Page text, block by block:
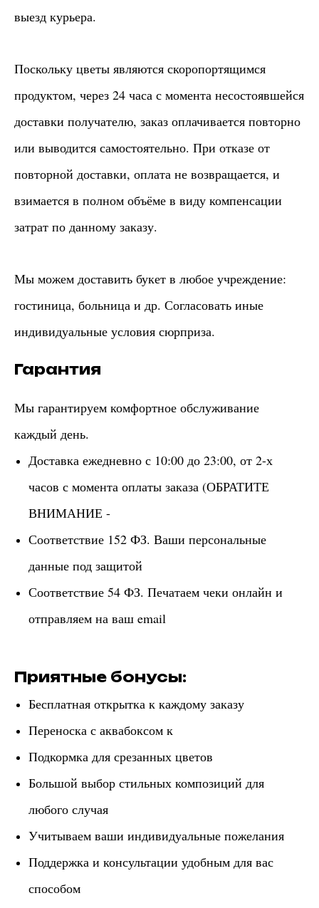
выезд курьера.
Поскольку цветы являются скоропортящимся
продуктом, через 24 часа с момента несостоявшейся
доставки получателю, заказ оплачивается повторно
или выводится самостоятельно. При отказе от
повторной доставки, оплата не возвращается, и
взимается в полном объёме в виду компенсации
затрат по данному заказу.
Мы можем доставить букет в любое учреждение:
гостиница, больница и др. Согласовать иные
индивидуальные условия сюрприза.
Гарантия
Мы гарантируем комфортное обслуживание
каждый день.
Доставка ежедневно с 10:00 до 23:00, от 2-х
часов с момента оплаты заказа (ОБРАТИТЕ
ВНИМАНИЕ -
Соответствие 152 ФЗ. Ваши персональные
данные под защитой
Соответствие 54 ФЗ. Печатаем чеки онлайн и
отправляем на ваш email
Приятные бонусы:
Бесплатная открытка к каждому заказу
Переноска с аквабоксом к
Подкормка для срезанных цветов
Большой выбор стильных композиций для
любого случая
Учитываем ваши индивидуальные пожелания
Поддержка и консультации удобным для вас
способом